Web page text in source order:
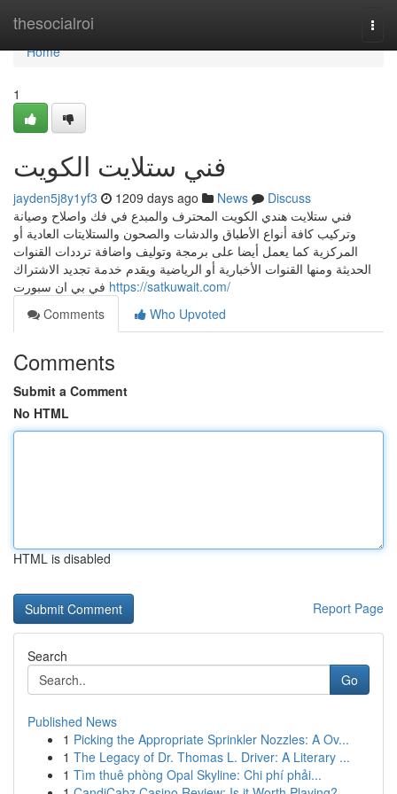
thesocialroi
Home
Home
1
فني ستلايت الكويت
jayden5j8y1yf3 1209 days ago News
Discuss
فني ستلايت هندي الكويت المحترف والمبدع في فك واصلاح وصيانة
وتركيب كافة أنواع الأطباق والدشات والصحون والستلايتات العادية أو
المركزية كما يعمل أيضا على برمجة وتوليف واضافة ترددات القنوات
الحديثة ومنها القنوات الأخبارية أو الرياضية ويقدم خدمة تجديد الاشتراك
https://satkuwait.com/
Comments
Who Upvoted
Comments
Submit a Comment
No HTML
HTML is disabled
Report Page
Search
Go
Published News
1 Picking the Appropriate Sprinkler Nozzles: A Ov...
1 The Legacy of Dr. Thomas L. Driver: A Literary ...
1 Tìm thuê phòng Opal Skyline: Chi phí phải...